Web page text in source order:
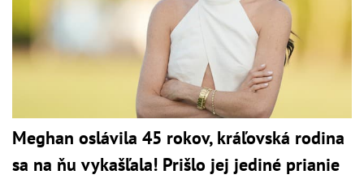
Meghan oslávila 45 rokov, kráľovská rodina
sa na ňu vykašľala! Prišlo jej jediné prianie